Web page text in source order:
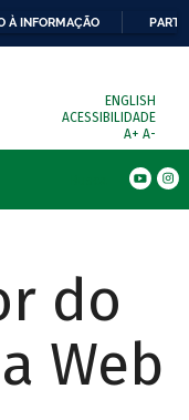
À INFORMAÇÃO
ENGLISH
ACESSIBILIDADE
A+ A-
do
Web